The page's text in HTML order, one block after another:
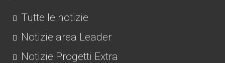
Tutte le notizie
Notizie area Leader
Notizie Progetti Extra